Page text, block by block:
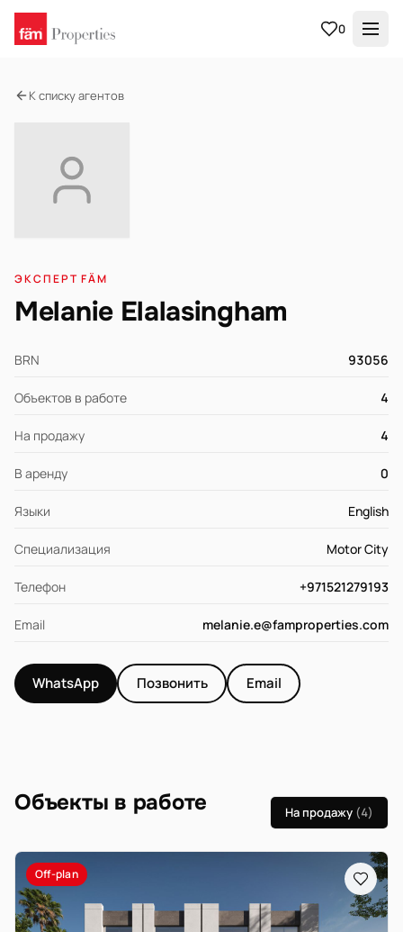
0
К списку агентов
ЭКСПЕРТ FÄM
Melanie Elalasingham
BRN 93056
Объектов в работе 4
На продажу 4
В аренду 0
Языки English
Специализация Motor City
Телефон +971521279193
Email melanie.e@famproperties.com
WhatsApp Позвонить Email
Объекты в работе На продажу (4)
Off-plan